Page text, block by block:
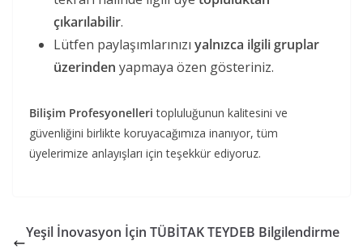
çıkarılabilir.
Lütfen paylaşımlarınızı yalnızca ilgili gruplar
üzerinden yapmaya özen gösteriniz.
Bilişim Profesyonelleritopluluğunun kalitesini ve
güvenliğini birlikte koruyacağımıza inanıyor, tüm
üyelerimize anlayışları için teşekkür ediyoruz.
Yeşil İnovasyon İçin TÜBİTAK TEYDEB Bilgilendirme